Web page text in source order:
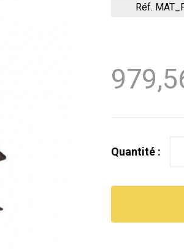
Réf.
Quantité :